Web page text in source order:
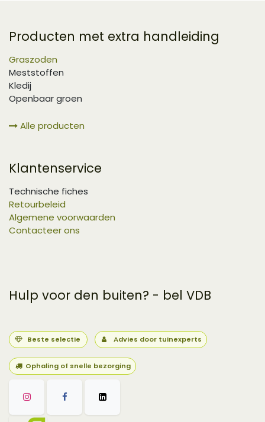
Producten met extra handleiding
Graszoden
Meststoffen
Kledij
Openbaar groen
Alle producten
Klantenservice
Technische fiches
Retourbeleid
Algemene voorwaarden
Contacteer ons
Hulp voor den buiten? - bel VDB
Beste selectie Advies door tuinexperts
Ophaling of snelle bezorging